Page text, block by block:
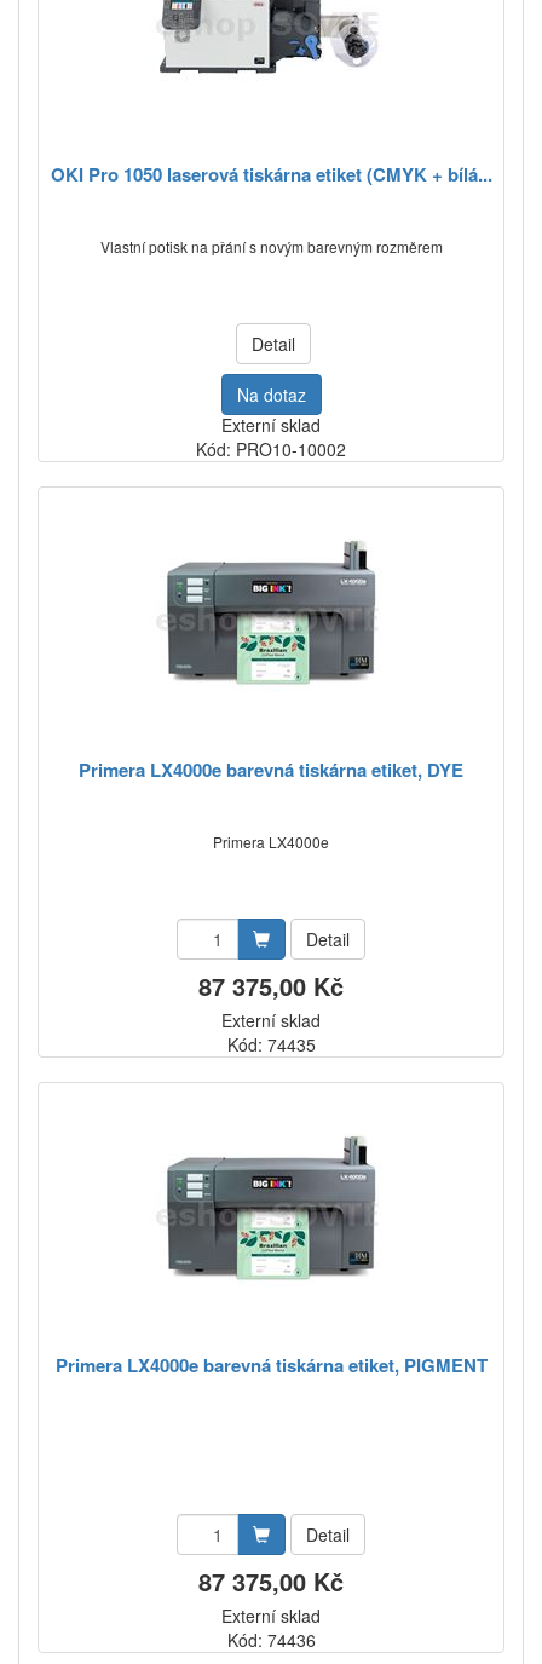
OKI Pro 1050 laserová tiskárna etiket (CMYK + bílá...
Vlastní potisk na přání s novým barevným rozměrem
Detail
Na dotaz
Externí sklad
Kód: PRO10-10002
Primera LX4000e barevná tiskárna etiket, DYE
Primera LX4000e
Detail
87 375,00 Kč
Externí sklad
Kód: 74435
Primera LX4000e barevná tiskárna etiket, PIGMENT
Detail
87 375,00 Kč
Externí sklad
Kód: 74436